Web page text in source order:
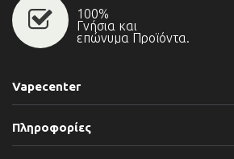
100%
Γνήσια και
επώνυμα Προϊόντα.
Vapecenter
Πληροφορίες